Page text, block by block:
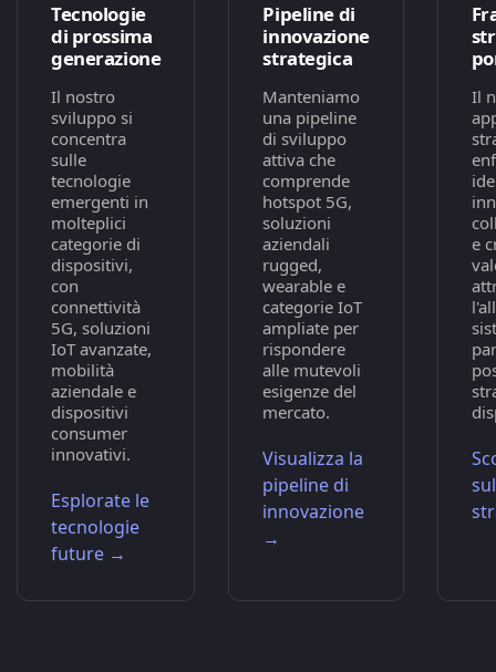
Tecnologie
di prossima
generazione
Il nostro
sviluppo si
concentra
sulle
tecnologie
emergenti in
molteplici
categorie di
dispositivi,
con
connettività
5G, soluzioni
IoT avanzate,
mobilità
aziendale e
dispositivi
consumer
innovativi.
Esplorate le
tecnologie
future →
Pipeline di
innovazione
strategica
Manteniamo
una pipeline
di sviluppo
attiva che
comprende
hotspot 5G,
soluzioni
aziendali
rugged,
wearable e
categorie IoT
ampliate per
rispondere
alle mutevoli
esigenze del
mercato.
Visualizza la
pipeline di
innovazione
→
Il
e